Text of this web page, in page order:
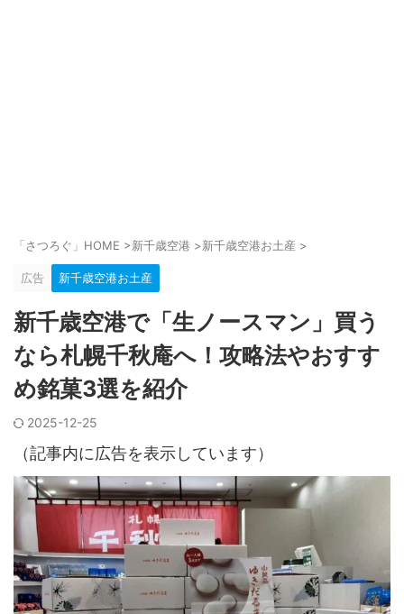
「さつろぐ」HOME >新千歳空港 >新千歳空港お土産 >
広告 新千歳空港お土産
新千歳空港で「生ノースマン」買う
なら札幌千秋庵へ！攻略法やおすす
め銘菓3選を紹介
2025-12-25
（記事内に広告を表示しています）